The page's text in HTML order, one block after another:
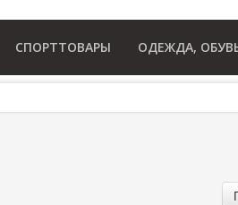
СПОРТТОВАРЫ ОДЕЖДА,